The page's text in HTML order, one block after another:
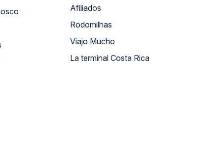
Afiliados
Rodomilhas
Viajo Mucho
La terminal Costa Rica